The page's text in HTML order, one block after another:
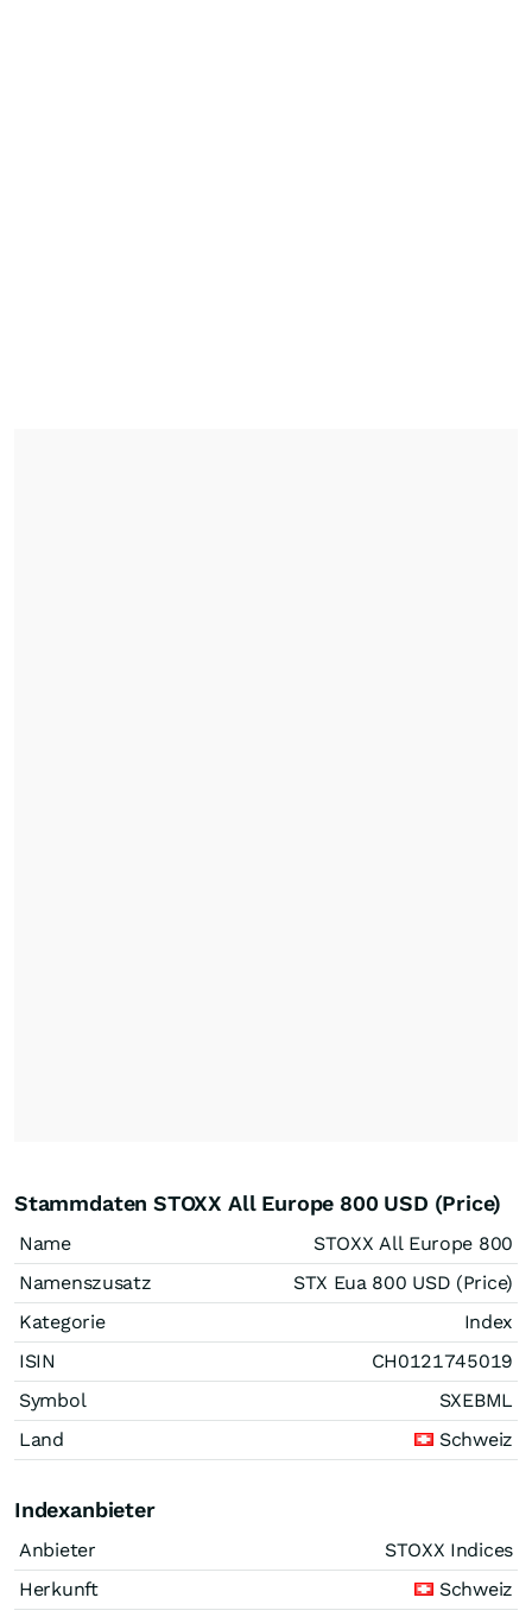
Stammdaten STOXX All Europe 800 USD (Price)
Name
STOXX All Europe 800
Namenszusatz
STX Eua 800 USD (Price)
Kategorie
Index
ISIN
CH0121745019
Symbol
SXEBML
Land
Schweiz
Indexanbieter
Anbieter
STOXX Indices
Herkunft
Schweiz